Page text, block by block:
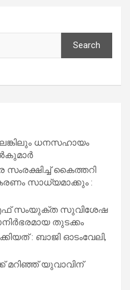
Search
ധനസഹായം
കൈത്തറി
സാധ്യമാക്കും :
സംയുക്ത സുവിശേഷ
തുടക്കം
: ബാജി ഓടംവേലി,
മറിഞ്ഞ് യുവാവിന്